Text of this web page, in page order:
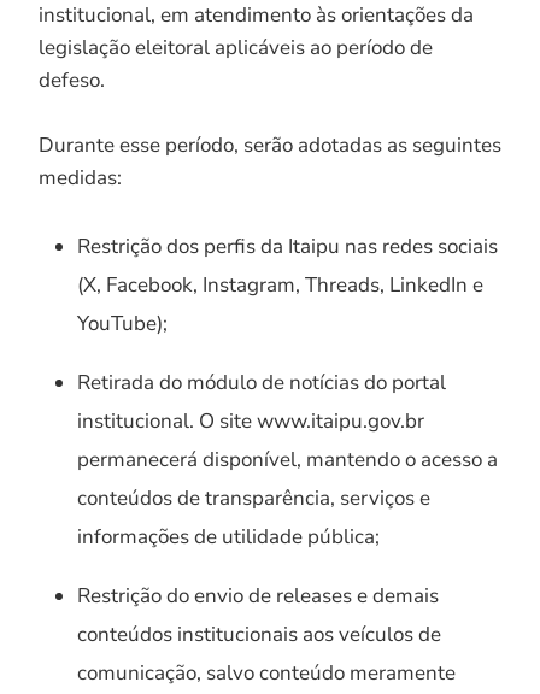
institucional, em atendimento às orientações da
legislação eleitoral aplicáveis ao período de
defeso.
Durante esse período, serão adotadas as seguintes
medidas:
Restrição dos perfis da Itaipu nas redes sociais
(X, Facebook, Instagram, Threads, LinkedIn e
YouTube);
Retirada do módulo de notícias do portal
institucional. O site www.itaipu.gov.br
permanecerá disponível, mantendo o acesso a
conteúdos de transparência, serviços e
informações de utilidade pública;
Restrição do envio de releases e demais
conteúdos institucionais aos veículos de
comunicação, salvo conteúdo meramente